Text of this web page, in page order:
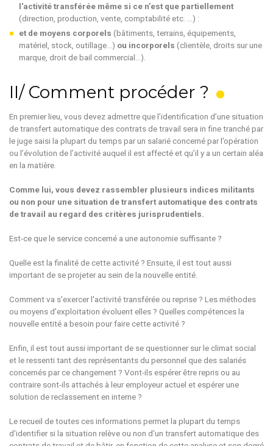
l'activité transférée même si ce n’est que partiellement
(direction, production, vente, comptabilité etc. …) :
et de moyens corporels (bâtiments, terrains, équipements,
matériel, stock, outillage...) ou incorporels (clientèle, droits sur une
marque, droit de bail commercial...).
II/ Comment procéder ?
En premier lieu, vous devez admettre que l’identification d’une situation
de transfert automatique des contrats de travail sera in fine tranché par
le juge saisi la plupart du temps par un salarié concerné par l’opération
ou l’évolution de l’activité auquel il est affecté et qu’il y a un certain aléa
en la matière.
Comme lui, vous devez rassembler plusieurs indices militants
ou non pour une situation de transfert automatique des contrats
de travail au regard des critères jurisprudentiels.
Est-ce que le service concerné a une autonomie suffisante ?
Quelle est la finalité de cette activité ? Ensuite, il est tout aussi
important de se projeter au sein de la nouvelle entité.
Comment va s'exercer l'activité transférée ou reprise ? Les méthodes
ou moyens d'exploitation évoluent elles ? Quelles compétences la
nouvelle entité a besoin pour faire cette activité ?
Enfin, il est tout aussi important de se questionner sur le climat social
et le ressenti tant des représentants du personnel que des salariés
concernés par ce changement ? Vont-ils espérer être repris ou au
contraire sont-ils attachés à leur employeur actuel et espérer une
solution de reclassement en interne ?
Le recueil de toutes ces informations permet la plupart du temps
d'identifier si la situation relève ou non d’un transfert automatique des